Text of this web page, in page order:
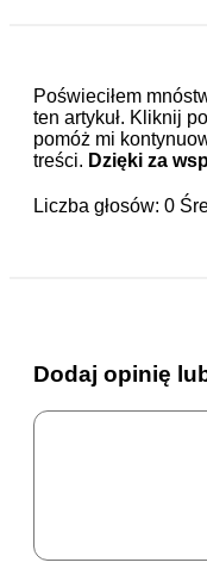
Poświeciłem
ten artykuł. Kliknij
pomóż mi
treści. Dzięki za
Liczba głosów: 0
Dodaj opinię
Komentarz